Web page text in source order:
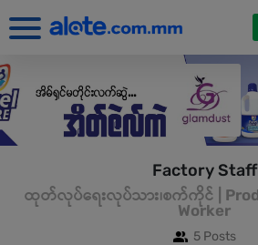
Factory Staff
ထုတ်လုပ်ရေးလုပ်သား၊စက်ကိုင် |
Worker
5 Posts